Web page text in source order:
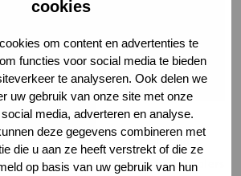
cookies
om content en advertenties te
functies voor social media te bieden
te analyseren. Ook delen we
uw gebruik van onze site met onze
media, adverteren en analyse.
deze gegevens combineren met
die u aan ze heeft verstrekt of die ze
op basis van uw gebruik van hun
en proef wat Den Haag zo bijzonder
merkwaarden bestaan uit sfeerbepalers